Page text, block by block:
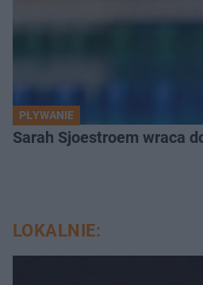
PŁYWANIE
Sarah Sjoestroem wraca
LOKALNIE: